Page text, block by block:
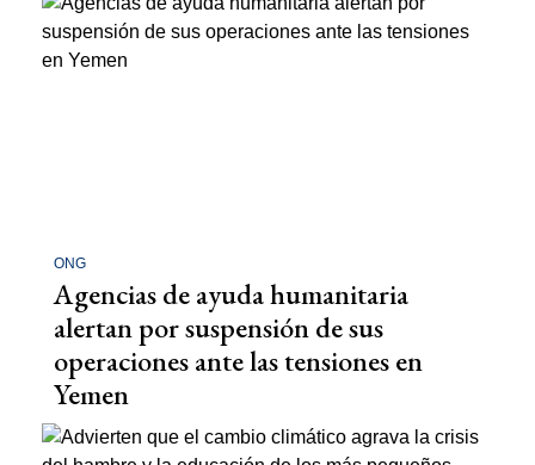
ONG
Agencias de ayuda humanitaria
alertan por suspensión de sus
operaciones ante las tensiones en
Yemen